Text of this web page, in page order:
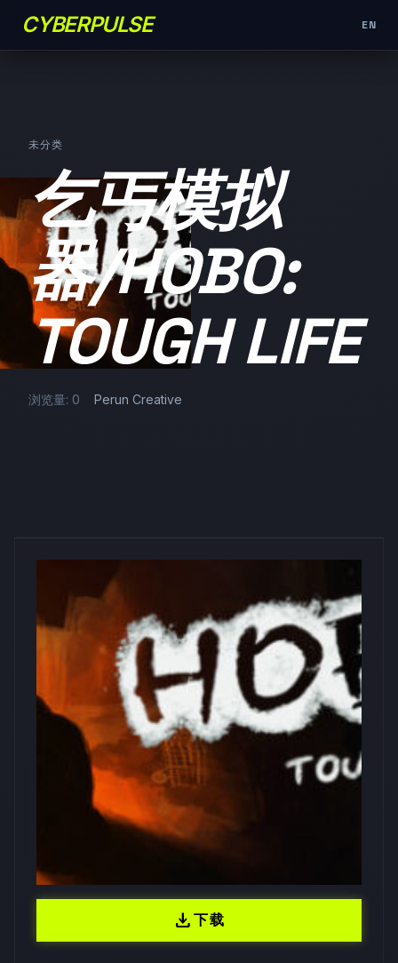
CYBERPULSE EN
未分类
乞丐模拟
器/HOBO:
TOUGH LIFE
浏览量: 0 Perun Creative
download下载